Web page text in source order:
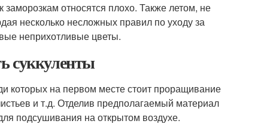
относятся плохо. Также летом, не
несколько несложных правил по уходу за
неприхотливые цветы.
суккуленты
которых на первом месте стоит проращивание
и т.д. Отделив предполагаемый материал
подсушивания на открытом воздухе.